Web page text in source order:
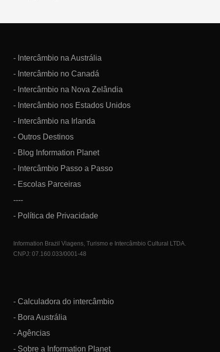
- Intercâmbio na Austrália
- Intercâmbio no Canadá
- Intercâmbio na Nova Zelândia
- Intercâmbio nos Estados Unidos
- Intercâmbio na Irlanda
- Outros Destinos
- Blog Information Planet
- Intercâmbio Passo a Passo
- Escolas Parceiras
----
- Política de Privacidade
Information Brazil Viagens, Turismo e Intercâmbio Cultural LTDA.
CNPJ: 07.160.033/0001-48
- Calculadora do intercâmbio
- Bora Austrália
- Agências
- Sobre a Information Planet